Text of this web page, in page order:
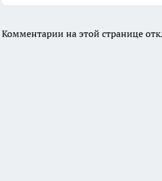
Комментарии на этой странице